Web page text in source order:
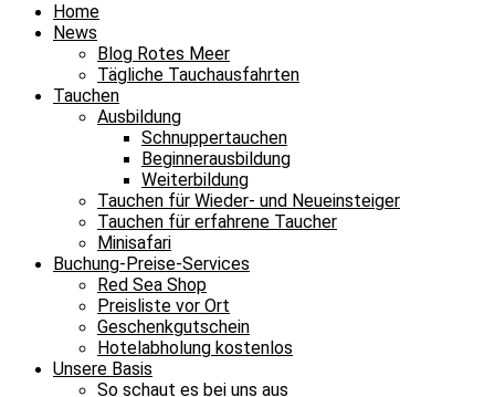
Home
News
Blog Rotes Meer
Tägliche Tauchausfahrten
Tauchen
Ausbildung
Schnuppertauchen
Beginnerausbildung
Weiterbildung
Tauchen für Wieder- und Neueinsteiger
Tauchen für erfahrene Taucher
Minisafari
Buchung-Preise-Services
Red Sea Shop
Preisliste vor Ort
Geschenkgutschein
Hotelabholung kostenlos
Unsere Basis
So schaut es bei uns aus